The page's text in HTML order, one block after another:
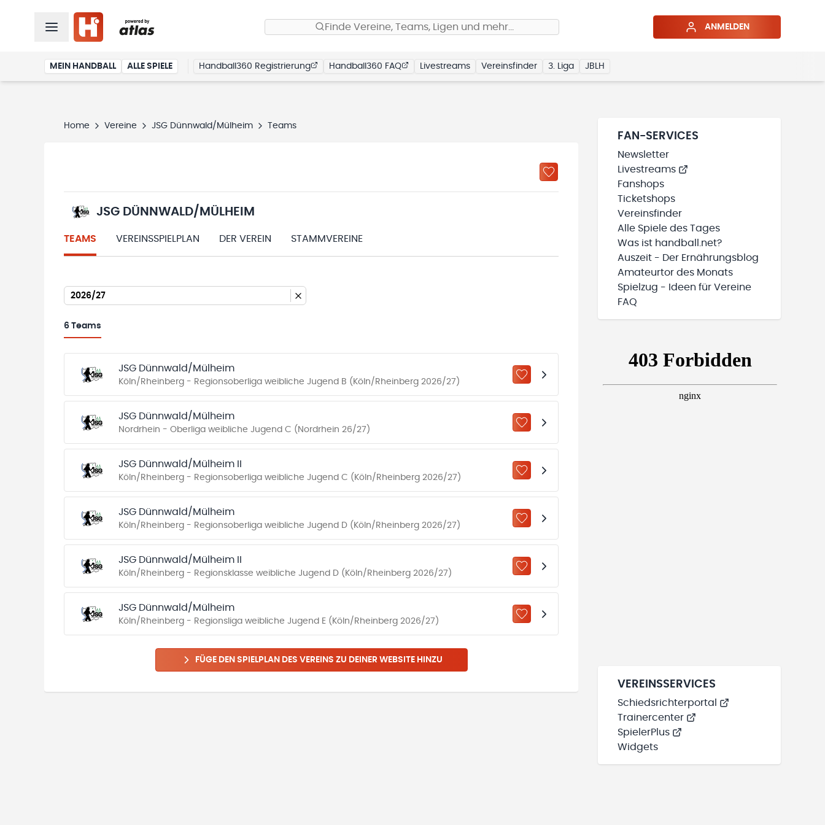
Finde Vereine, Teams, Ligen und mehr… ANMELDEN
MEIN HANDBALL ALLE SPIELE Handball360 Registrierung Handball360 FAQ Livestreams Vereinsfinder 3. Liga JBLH
Home Vereine JSG Dünnwald/Mülheim Teams
JSG DÜNNWALD/MÜLHEIM
TEAMS VEREINSSPIELPLAN DER VEREIN STAMMVEREINE
2026/27
6 Teams
JSG Dünnwald/Mülheim
Köln/Rheinberg - Regionsoberliga weibliche Jugend B (Köln/Rheinberg 2026/27) ZU „MEINE TEAMS“ HINZUFÜGEN
JSG Dünnwald/Mülheim
Nordrhein - Oberliga weibliche Jugend C (Nordrhein 26/27) ZU „MEINE TEAMS“ HINZUFÜGEN
JSG Dünnwald/Mülheim II
Köln/Rheinberg - Regionsoberliga weibliche Jugend C (Köln/Rheinberg 2026/27) ZU „MEINE TEAMS“ HINZUFÜGEN
JSG Dünnwald/Mülheim
Köln/Rheinberg - Regionsoberliga weibliche Jugend D (Köln/Rheinberg 2026/27) ZU „MEINE TEAMS“ HINZUFÜGEN
JSG Dünnwald/Mülheim II
Köln/Rheinberg - Regionsklasse weibliche Jugend D (Köln/Rheinberg 2026/27) ZU „MEINE TEAMS“ HINZUFÜGEN
JSG Dünnwald/Mülheim
Köln/Rheinberg - Regionsliga weibliche Jugend E (Köln/Rheinberg 2026/27) ZU „MEINE TEAMS“ HINZUFÜGEN
FÜGE DEN SPIELPLAN DES VEREINS ZU DEINER WEBSITE HINZU
FAN-SERVICES
Newsletter
Livestreams
Fanshops
Ticketshops
Vereinsfinder
Alle Spiele des Tages
Was ist handball.net?
Auszeit - Der Ernährungsblog
Amateurtor des Monats
Spielzug - Ideen für Vereine
FAQ
VEREINSSERVICES
Schiedsrichterportal
Trainercenter
SpielerPlus
Widgets